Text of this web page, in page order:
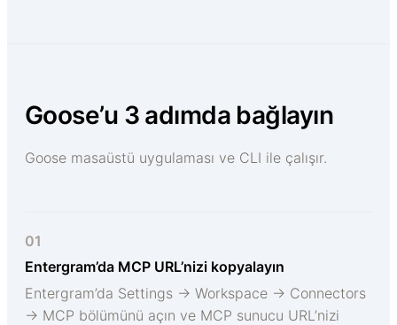
Goose’u 3 adımda bağlayın
Goose masaüstü uygulaması ve CLI ile çalışır.
01
Entergram’da MCP URL’nizi kopyalayın
Entergram’da Settings → Workspace → Connectors
→ MCP bölümünü açın ve MCP sunucu URL’nizi